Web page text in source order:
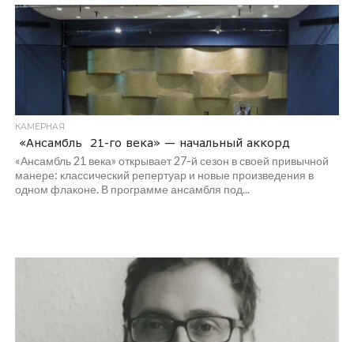
КАМЕРНАЯ
«Ансамбль 21-го века» — начальный аккорд
«Ансамбль 21 века» открывает 27-й сезон в своей привычной
манере: классический репертуар и новые произведения в
одном флаконе. В программе ансамбля под...